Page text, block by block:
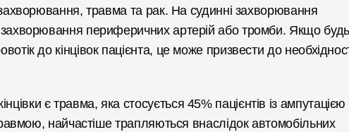
травма та рак. На судинні захворювання
захворювання периферичних артерій або тромби. Якщо
до кінцівок пацієнта, це може призвести до
є травма, яка стосується 45% пацієнтів із ампутацією
найчастіше трапляються внаслідок автомобільних